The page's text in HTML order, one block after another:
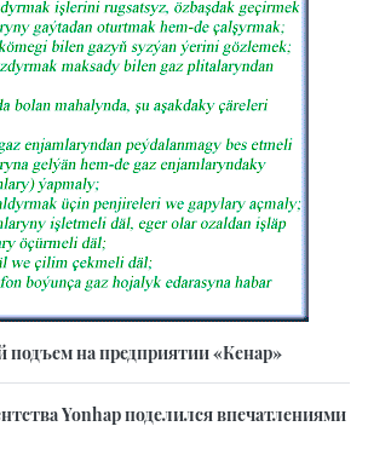
подъем на предприятии «Кенар»
Yonhap поделился впечатлениями